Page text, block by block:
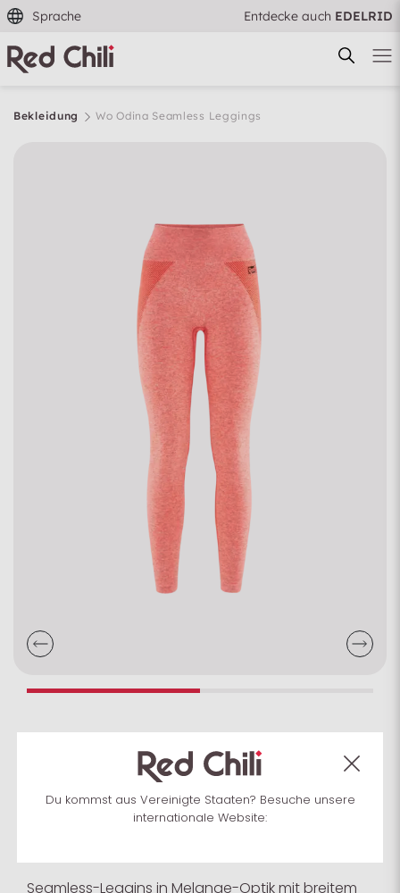
Sprache Entdecke auch EDELRID
Bekleidung Wo Odina Seamless Leggings
Wo Odina Seamless Leggings
Seamless-Leggins für Damen in Melange-
Optik mit breitem Rippbund
Seamless-Leggins in Melange-Optik mit breitem
Du kommst aus Vereinigte Staaten? Besuche unsere
internationale Website: